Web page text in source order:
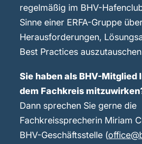
regelmäßig im BHV-
Sinne einer ERFA-Gruppe
Herausforderungen,
Best Practices
Sie haben als BHV-Mitglied
dem Fachkreis
Dann sprechen Sie gerne die
Fachkreissprecherin Miriam
BHV-Geschäftsstelle (